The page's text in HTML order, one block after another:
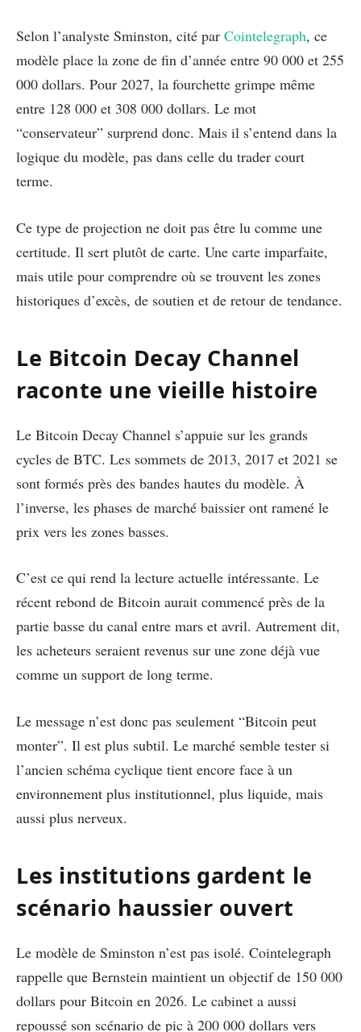
Selon l’analyste Sminston, cité par Cointelegraph, ce
modèle place la zone de fin d’année entre 90 000 et 255
000 dollars. Pour 2027, la fourchette grimpe même
entre 128 000 et 308 000 dollars. Le mot
“conservateur” surprend donc. Mais il s’entend dans la
logique du modèle, pas dans celle du trader court
terme.
Ce type de projection ne doit pas être lu comme une
certitude. Il sert plutôt de carte. Une carte imparfaite,
mais utile pour comprendre où se trouvent les zones
historiques d’excès, de soutien et de retour de tendance.
Le Bitcoin Decay Channel
raconte une vieille histoire
Le Bitcoin Decay Channel s’appuie sur les grands
cycles de BTC. Les sommets de 2013, 2017 et 2021 se
sont formés près des bandes hautes du modèle. À
l’inverse, les phases de marché baissier ont ramené le
prix vers les zones basses.
C’est ce qui rend la lecture actuelle intéressante. Le
récent rebond de Bitcoin aurait commencé près de la
partie basse du canal entre mars et avril. Autrement dit,
les acheteurs seraient revenus sur une zone déjà vue
comme un support de long terme.
Le message n’est donc pas seulement “Bitcoin peut
monter”. Il est plus subtil. Le marché semble tester si
l’ancien schéma cyclique tient encore face à un
environnement plus institutionnel, plus liquide, mais
aussi plus nerveux.
Les institutions gardent le
scénario haussier ouvert
Le modèle de Sminston n’est pas isolé. Cointelegraph
rappelle que Bernstein maintient un objectif de 150 000
dollars pour Bitcoin en 2026. Le cabinet a aussi
repoussé son scénario de pic à 200 000 dollars vers